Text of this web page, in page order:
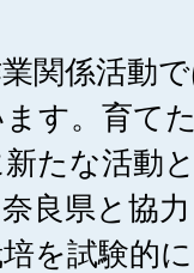
関係活動
す。育て
たな活動
良県と協
を試験的